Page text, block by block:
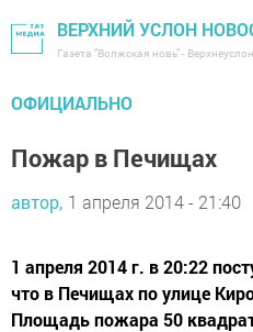
ВЕРХНИЙ УСЛОН
Газета "Волжская новь" -
ОФИЦИАЛЬНО
Пожар в Печищах
автор, 1 апреля 2014 - 21:40
1 апреля 2014 г. в 20:22
что в Печищах по улице
Площадь пожара 50